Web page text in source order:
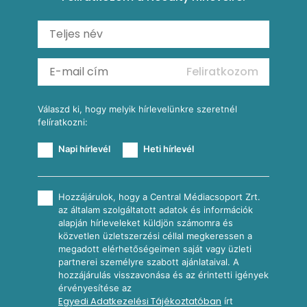
Ratatouille
Mexikói húsleves kukorica salsával
Almás-kéksajtos kukoricasaláta
Köretek
Reggeli receptek
Feliratkozom
Válaszd ki, hogy melyik hírlevelünkre szeretnél
felíratkozni:
Napi hírlevél Heti hírlevél
Hozzájárulok, hogy a Central Médiacsoport Zrt.
az általam szolgáltatott adatok és információk
alapján hírleveleket küldjön számomra és
közvetlen üzletszerzési céllal megkeressen a
megadott elérhetőségeimen saját vagy üzleti
partnerei személyre szabott ajánlataival. A
hozzájárulás visszavonása és az érintetti igények
érvényesítése az
Egyedi Adatkezelési Tájékoztatóban írt